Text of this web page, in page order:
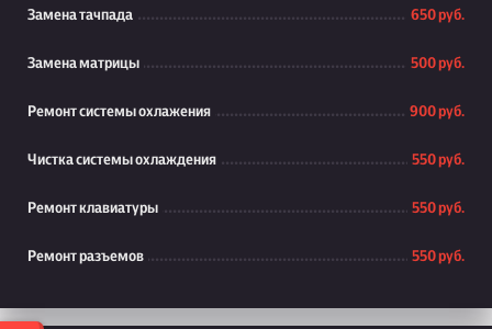
Замена тачпада 650 руб.
Замена матрицы 500 руб.
Ремонт системы охлажения 900 руб.
Чистка системы охлаждения 550 руб.
Ремонт клавиатуры 550 руб.
Ремонт разъемов 550 руб.